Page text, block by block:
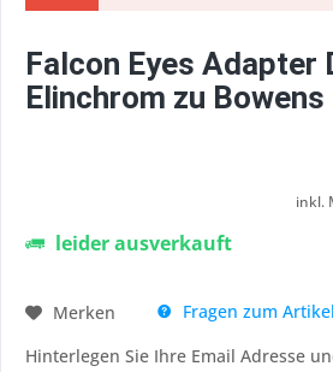
Falcon Eyes Adapter
Elinchrom zu Bowens
inkl.
leider ausverkauft
Merken
Fragen zum
Hinterlegen Sie Ihre Email Adresse